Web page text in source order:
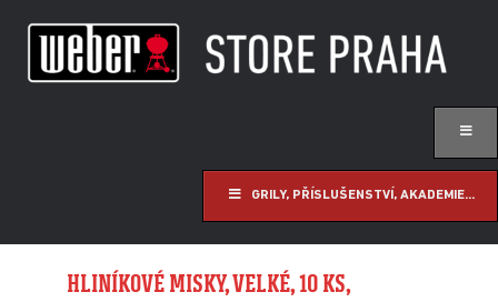
GRILY, PŘÍSLUŠENSTVÍ, AKADEMIE...
HLINÍKOVÉ MISKY, VELKÉ, 10 KS,